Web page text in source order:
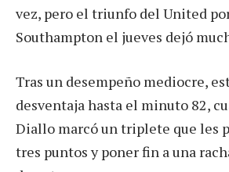
vez, pero el triunfo del United
Southampton el jueves dejó
Tras un desempeño mediocre,
desventaja hasta el minuto 82,
Diallo marcó un triplete que les
tres puntos y poner fin a una